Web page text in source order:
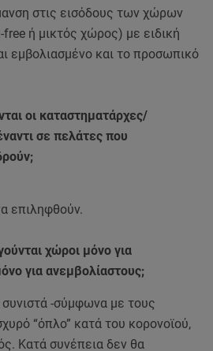
στις εισόδους των χώρων
ή μικτός χώρος) με ειδική
εμβολιασμένο και το προσωπικό
οι καταστηματάρχες/
σε πελάτες που
επιληφθούν.
χώροι μόνο για
για ανεμβολίαστους;
-σύμφωνα με τους
“όπλο” κατά του κορονοϊού,
Κατά συνέπεια δεν θα